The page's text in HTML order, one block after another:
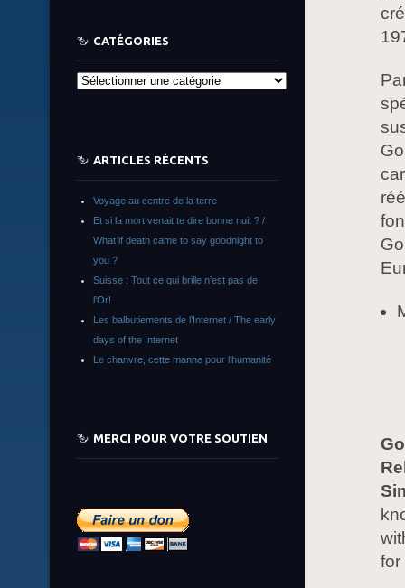
for
CATÉGORIES
Catégories
ARTICLES RÉCENTS
Voyage au centre de la terre
Et si la mort venait te dire bonne nuit ? /
What if death came to say goodnight to
you ?
Suisse : Tout ce qui brille n’est pas de
l’Or!
Les balbutiements de l’Internet / The early
days of the Internet
Le chanvre, cette manne pour l’humanité
MERCI POUR VOTRE SOUTIEN